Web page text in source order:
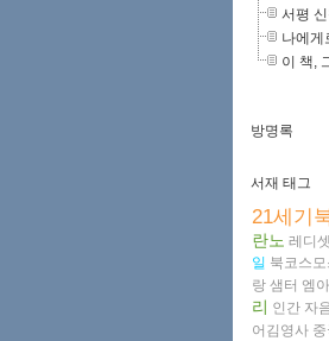
서평
나에게
이 책,
방명록
서재 태그
21세기
란노 레디
일 북코스
랑 샘터 엠
리 인간 자
어김영사